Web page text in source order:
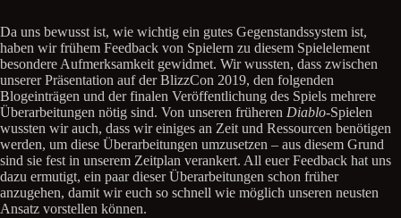
Da uns bewusst ist, wie wichtig ein gutes Gegenstandssystem ist,
haben wir frühem Feedback von Spielern zu diesem Spielelement
besondere Aufmerksamkeit gewidmet. Wir wussten, dass zwischen
unserer Präsentation auf der BlizzCon 2019, den folgenden
Blogeinträgen und der finalen Veröffentlichung des Spiels mehrere
Überarbeitungen nötig sind. Von unseren früheren Diablo-Spielen
wussten wir auch, dass wir einiges an Zeit und Ressourcen benötigen
werden, um diese Überarbeitungen umzusetzen – aus diesem Grund
sind sie fest in unserem Zeitplan verankert. All euer Feedback hat uns
dazu ermutigt, ein paar dieser Überarbeitungen schon früher
anzugehen, damit wir euch so schnell wie möglich unseren neusten
Ansatz vorstellen können.